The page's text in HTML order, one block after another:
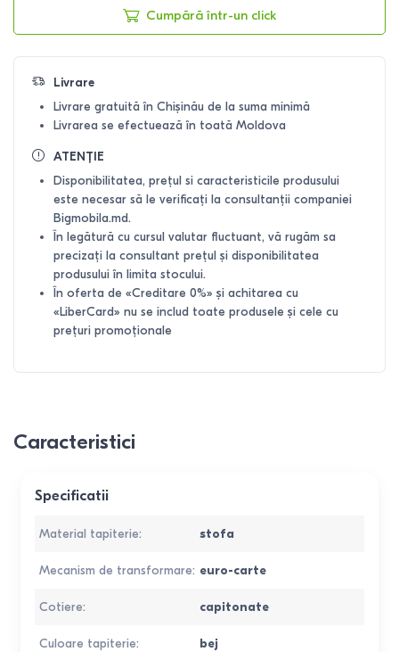
Cumpără într-un click
Livrare
Livrare gratuită în Chișinău de la suma minimă
Livrarea se efectuează în toată Moldova
ATENȚIE
Disponibilitatea, prețul si caracteristicile produsului
este necesar să le verificați la consultanții companiei
Bigmobila.md.
În legătură cu cursul valutar fluctuant, vă rugăm sa
precizați la consultant prețul și disponibilitatea
produsului în limita stocului.
În oferta de «Creditare 0%» și achitarea cu
«LiberCard» nu se includ toate produsele și cele cu
prețuri promoționale
Caracteristici
Specificatii
Material tapiterie: stofa
Mecanism de transformare: euro-carte
Cotiere: capitonate
Culoare tapiterie: bej